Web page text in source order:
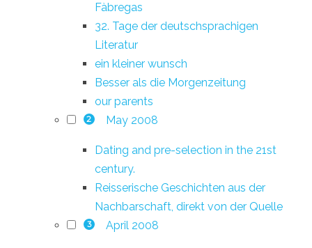
Fàbregas
32. Tage der deutschsprachigen
Literatur
ein kleiner wunsch
Besser als die Morgenzeitung
our parents
2 May 2008
Dating and pre-selection in the 21st
century.
Reisserische Geschichten aus der
Nachbarschaft, direkt von der Quelle
3 April 2008